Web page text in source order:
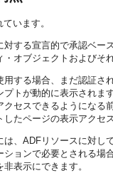
います。
する宣言的で承認ベ
オブジェクトおよびそ
する場合、まだ認証さ
トが動的に表示されま
セスできるようにな
たページの表示アク
、ADFリソースに対
ョンで必要とされる
表示にできます。